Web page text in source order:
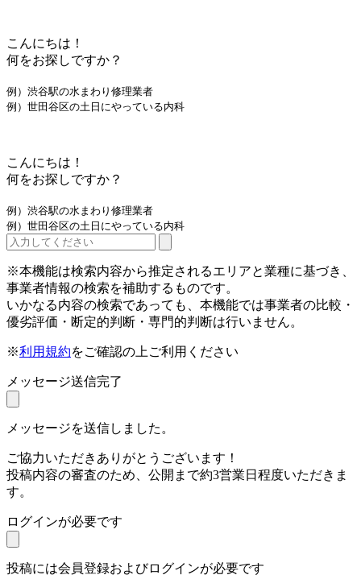
こんにちは！
何をお探しですか？
例）渋谷駅の水まわり修理業者
例）世田谷区の土日にやっている内科
こんにちは！
何をお探しですか？
例）渋谷駅の水まわり修理業者
例）世田谷区の土日にやっている内科
※本機能は検索内容から推定されるエリアと業種に基づき、
事業者情報の検索を補助するものです。
いかなる内容の検索であっても、本機能では事業者の比較・
優劣評価・断定的判断・専門的判断は行いません。
※利用規約をご確認の上ご利用ください
メッセージ送信完了
メッセージを送信しました。
ご協力いただきありがとうございます！
投稿内容の審査のため、公開まで約3営業日程度いただきま
す。
ログインが必要です
投稿には会員登録およびログインが必要です